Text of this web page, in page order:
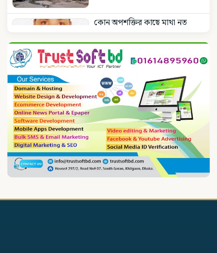
কোন অপশক্তির কাছে মাথা নত
জাতীয় নিশানের ডিক্লারেশন
পূর্নবহাল, জেলা প্রশাসকের আদেশ
বাতিল
জাতীয় নিশানের ডিক্লারেশন
পূর্নবহাল, জেলা প্রশাসকের আদেশ
বাতিল
নোয়াখালীতে প্রবাসীর স্ত্রীকে পিপ্তল
ঠেকিয়ে চাঁদাবাজি, গ্রেপ্তার-১